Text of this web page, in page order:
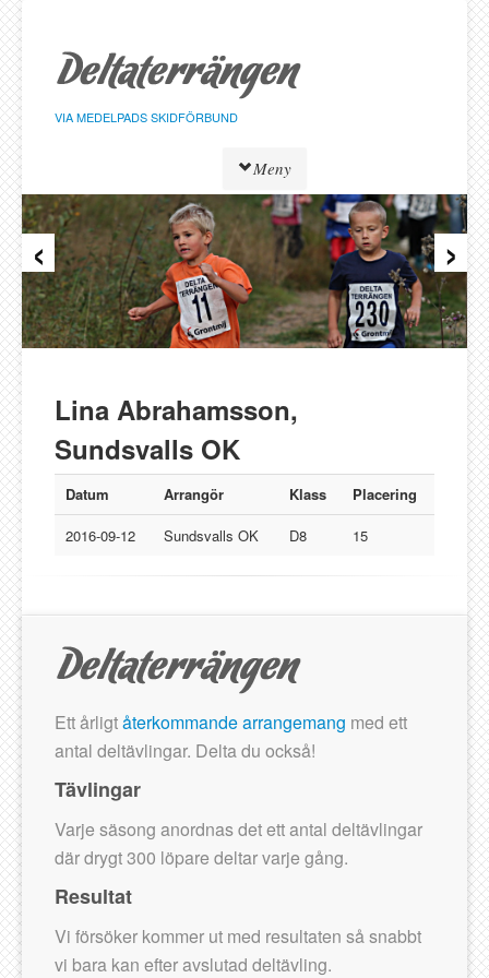
sidans
innehåll
VIA MEDELPADS SKIDFÖRBUND
Meny
Tävlingar
Resultat
Löpare
Klasser
Föreningar
Bergeforsen SK
IF Strategen
Lucksta IF
Matfors SK
Gästbok
‹ ›
Lina Abrahamsson,
Sundsvalls OK
Datum Arrangör Klass
Placering
2016-09-12
Sundsvalls OK D8 15
Ett årligtåterkommande arrangemang med ett
antal deltävlingar. Delta du också!
Tävlingar
Varje säsong anordnas det ett antal deltävlingar
där drygt 300 löpare deltar varje gång.
Resultat
Vi försöker kommer ut med resultaten så snabbt
vi bara kan efter avslutad deltävling.